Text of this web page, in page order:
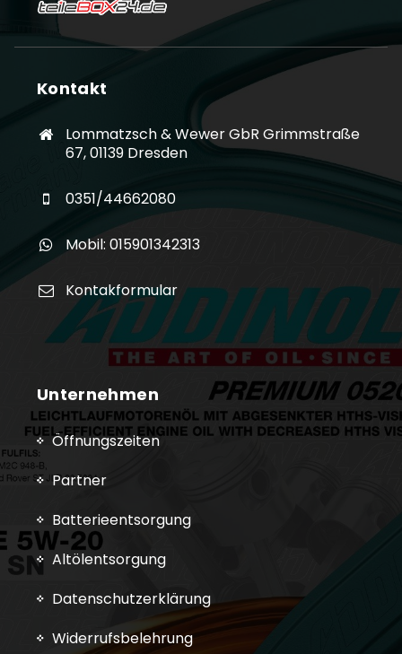
Kontakt
Lommatzsch & Wewer GbR Grimmstraße
67, 01139 Dresden
0351/44662080
Mobil: 015901342313
Kontakformular
Unternehmen
Öffnungszeiten
Partner
Batterieentsorgung
Altölentsorgung
Datenschutzerklärung
Widerrufsbelehrung